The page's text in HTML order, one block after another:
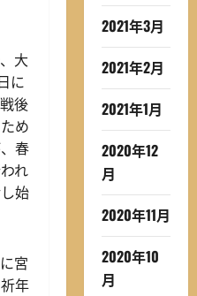
大
に
後
め
春
れ
始
宮
年
2021年3月
2021年2月
2021年1月
2020年12
月
2020年11月
2020年10
月